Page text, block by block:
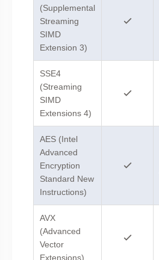
(Supplemental
Streaming
SIMD
Extension 3)
SSE4
(Streaming
SIMD
Extensions 4)
AES (Intel
Advanced
Encryption
Standard New
Instructions)
AVX
(Advanced
Vector
Extensions)